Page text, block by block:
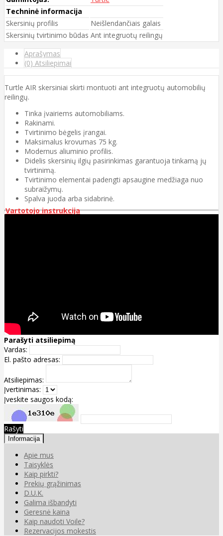
Techninė informacija
Skersinių profilis
Neišlendančiais galais
Skersinių tvirtinimo būdas Ant integruotų reilingų
Aprašymas
(0) Atsiliepimai
Turtle AIR skersiniai skirti montuoti ant integruotų automobilių
reilingų.
Tinka įvairiems automobiliams.
Rakinami.
Tvirtinimo bėgelis įrangai.
Maksimalus krovumas 75 kg.
Modernus aliuminio profilis.
Didelis skersinių ilgių pasirinkimas garantuoja tinkamą jų
tvirtinimą.
Tvirtinimo elementai padengti apsaugine medžiaga nuo
subraižymų.
Spalva juoda arba sidabrinė.
Vartotojo instrukcija
Parašyti atsiliepimą
Vardas:
El. pašto adresas:
Atsiliepimas:
Įvertinimas:
Įveskite saugos kodą:
Rašyti
Informacija
Apie mus
Taisyklės
Kaip pirkti?
Prekių grąžinimas
D.U.K.
Galima išbandyti
Geresnė kaina
Kaip naudoti Voile?
Rezervacijos mokestis